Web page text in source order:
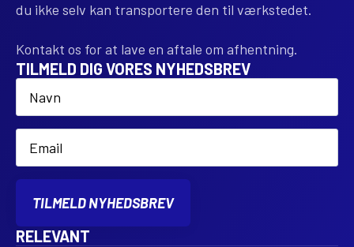
du ikke selv kan transportere den til værkstedet.
Kontakt os for at lave en aftale om afhentning.
TILMELD DIG VORES NYHEDSBREV
Name
Email
TILMELD NYHEDSBREV
RELEVANT